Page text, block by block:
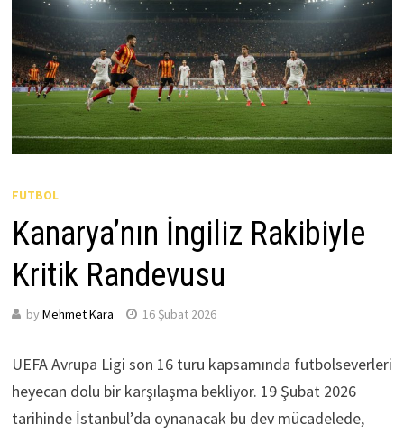
FUTBOL
Kanarya’nın İngiliz Rakibiyle
Kritik Randevusu
by Mehmet Kara 16 Şubat 2026
UEFA Avrupa Ligi son 16 turu kapsamında futbolseverleri
heyecan dolu bir karşılaşma bekliyor. 19 Şubat 2026
tarihinde İstanbul’da oynanacak bu dev mücadelede,